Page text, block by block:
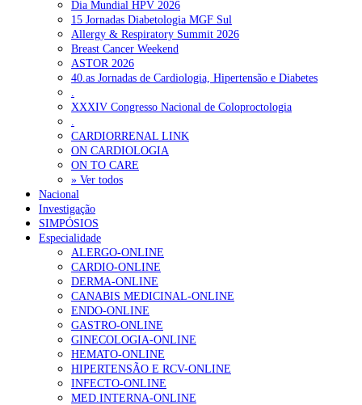
ULS Alto Alentejo e IPO de Lisboa reforçam cooperação em
Montenegro defende gestão pública ou privada para garantir
Governo admite cobrar taxas a utentes que recusem vaga em
Estudo aponta potencial da casca de maracujá-roxo no controlo da
MAIS LIDAS
Enfermagem Forense. “Da urgência ao tribunal, cada
202 visualizações
Alguns milhares de utentes podem ficar sem médico de
167 visualizações
Quase quatro em cada dez doentes com enfarte
84 visualizações
Dia Mundial HPV 2026
15 Jornadas Diabetologia MGF Sul
Allergy & Respiratory Summit 2026
Breast Cancer Weekend
ASTOR 2026
40.as Jornadas de Cardiologia, Hipertensão e Diabetes
.
XXXIV Congresso Nacional de Coloproctologia
.
CARDIORRENAL LINK
ON CARDIOLOGIA
ON TO CARE
» Ver todos
Nacional
Investigação
SIMPÓSIOS
Especialidade
ALERGO-ONLINE
CARDIO-ONLINE
DERMA-ONLINE
CANABIS MEDICINAL-ONLINE
ENDO-ONLINE
GASTRO-ONLINE
GINECOLOGIA-ONLINE
HEMATO-ONLINE
HIPERTENSÃO E RCV-ONLINE
INFECTO-ONLINE
MED.INTERNA-ONLINE